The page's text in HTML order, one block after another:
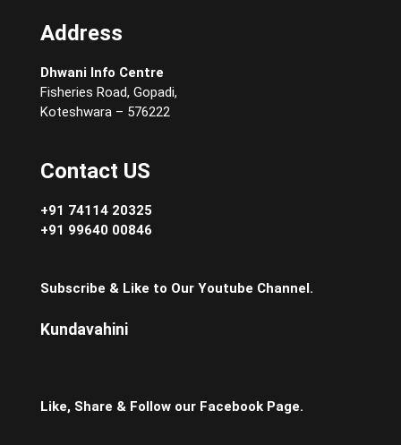
Address
Dhwani Info Centre
Fisheries Road, Gopadi,
Koteshwara – 576222
Contact US
+91 74114 20325
+91 99640 00846
Subscribe & Like to Our Youtube Channel.
Kundavahini
Like, Share & Follow our Facebook Page.